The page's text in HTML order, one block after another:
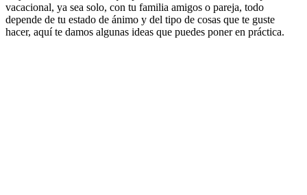
vacacional, ya sea solo, con tu familia amigos o pareja, todo
depende de tu estado de ánimo y del tipo de cosas que te guste
hacer, aquí te damos algunas ideas que puedes poner en práctica.